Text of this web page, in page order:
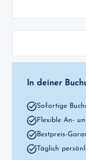
In deiner
Sofortige
Flexible An-
Bestpreis-
Täglich